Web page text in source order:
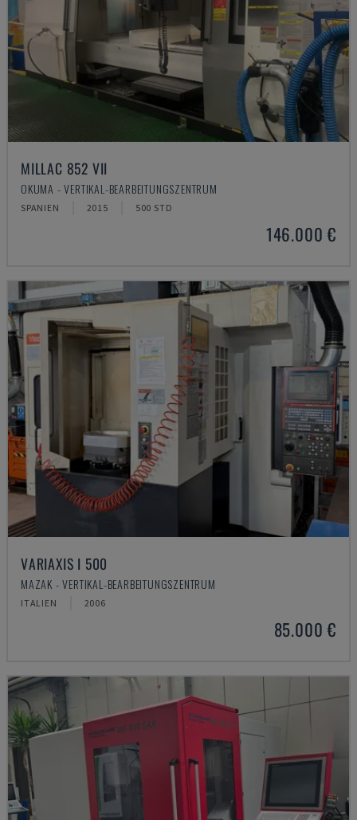
MILLAC 852 VII
OKUMA - VERTIKAL-BEARBEITUNGSZENTRUM
SPANIEN 2015 500 STD
146.000 €
VARIAXIS I 500
MAZAK - VERTIKAL-BEARBEITUNGSZENTRUM
ITALIEN 2006
85.000 €